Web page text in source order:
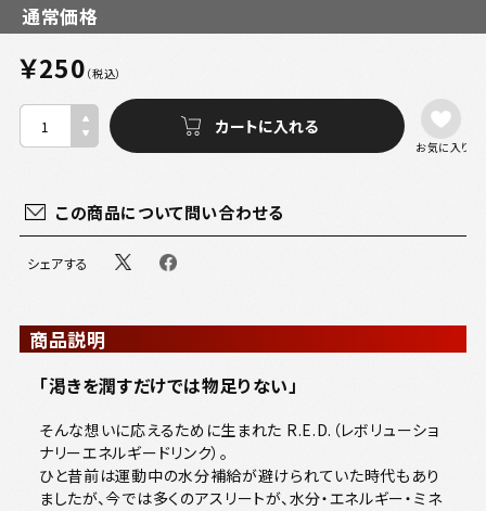
通常価格
￥250 （税込）
お気に入り
この商品について問い合わせる
シェアする
商品説明
「渇きを潤すだけでは物足りない」
そんな想いに応えるために生まれた R.E.D.（レボリューショ
ナリーエネルギードリンク）。
ひと昔前は運動中の水分補給が避けられていた時代もあり
ましたが、今では多くのアスリートが、水分・エネルギー・ミネ